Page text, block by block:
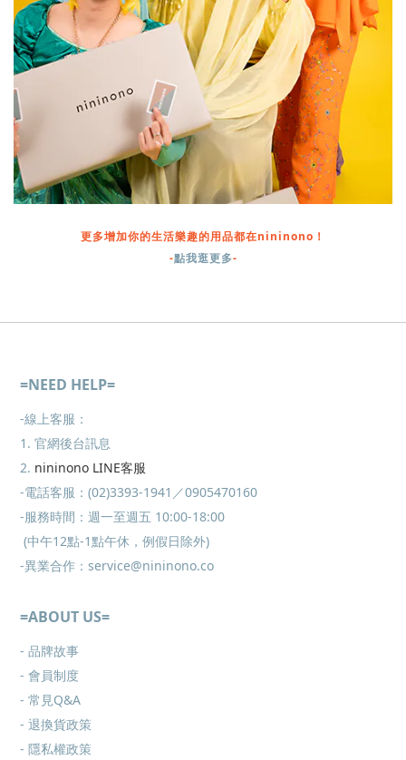
更多增加你的生活樂趣的用品都在nininono！
-點我逛更多-
=NEED HELP=
-線上客服：
1. 官網後台訊息
2. nininono LINE客服
-電話客服：(02)3393-1941／0905470160
-服務時間：週一至週五 10:00-18:00
(中午12點-1點午休，例假日除外)
-異業合作：service@nininono.co
=ABOUT US=
- 品牌故事
- 會員制度
- 常見Q&A
- 退換貨政策
- 隱私權政策